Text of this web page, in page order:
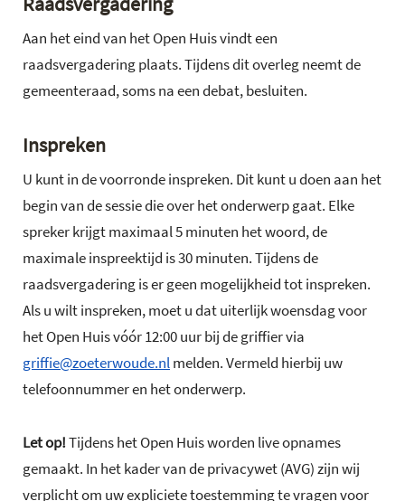
Aan het eind van het Open Huis vindt een
raadsvergadering plaats. Tijdens dit overleg neemt de
gemeenteraad, soms na een debat, besluiten.
Inspreken
U kunt in de voorronde inspreken. Dit kunt u doen aan het
begin van de sessie die over het onderwerp gaat. Elke
spreker krijgt maximaal 5 minuten het woord, de
maximale inspreektijd is 30 minuten. Tijdens de
raadsvergadering is er geen mogelijkheid tot inspreken.
Als u wilt inspreken, moet u dat uiterlijk woensdag voor
het Open Huis vóór 12:00 uur bij de griffier via
griffie@zoeterwoude.nlmelden. Vermeld hierbij uw
telefoonnummer en het onderwerp.
Let op!Tijdens het Open Huis worden live opnames
gemaakt. In het kader van de privacywet (AVG) zijn wij
verplicht om uw expliciete toestemming te vragen voor